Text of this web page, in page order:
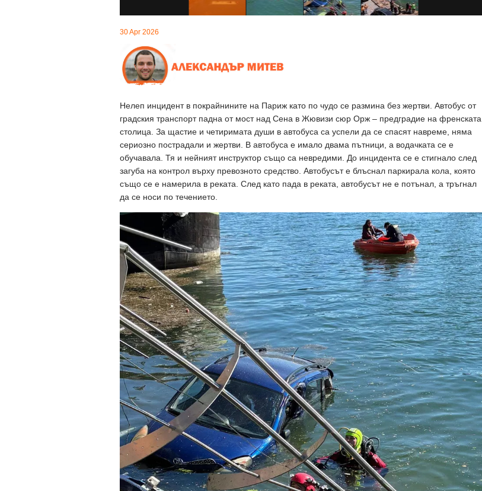
30 Apr 2026
Нелеп инцидент в покрайнините на Париж като по чудо се размина без жертви. Автобус от
градския транспорт падна от мост над Сена в Жювизи сюр Орж – предградие на френската
столица. За щастие и четиримата души в автобуса са успели да се спасят навреме, няма
сериозно пострадали и жертви. В автобуса е имало двама пътници, а водачката се е
обучавала. Тя и нейният инструктор също са невредими. До инцидента се е стигнало след
загуба на контрол върху превозното средство. Автобусът е блъснал паркирала кола, която
също се е намерила в реката. След като пада в реката, автобусът не е потънал, а тръгнал
да се носи по течението.